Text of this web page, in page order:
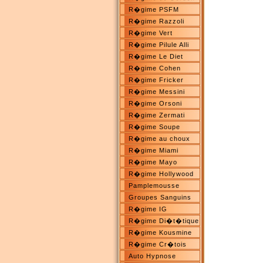
R�gime PSFM
R�gime Razzoli
R�gime Vert
R�gime Pilule Alli
R�gime Le Diet
R�gime Cohen
R�gime Fricker
R�gime Messini
R�gime Orsoni
R�gime Zermati
R�gime Soupe
R�gime au choux
R�gime Miami
R�gime Mayo
R�gime Hollywood
Pamplemousse
Groupes Sanguins
R�gime IG
R�gime Di�t�tique
R�gime Kousmine
R�gime Cr�tois
Auto Hypnose